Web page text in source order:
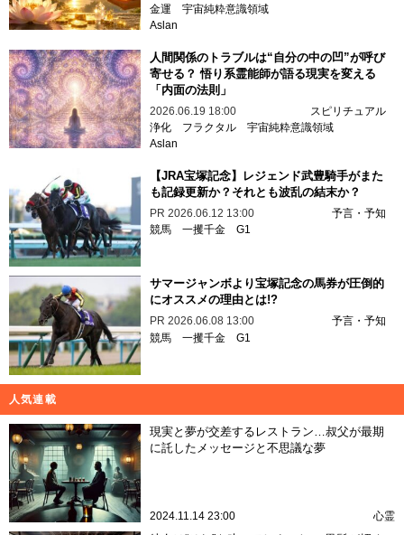
金運 宇宙純粋意識領域
Aslan
人間関係のトラブルは“自分の中の凹”が呼び
寄せる？ 悟り系霊能師が語る現実を変える
「内面の法則」
2026.06.19 18:00
スピリチュアル
浄化
フラクタル 宇宙純粋意識領域
Aslan
【JRA宝塚記念】レジェンド武豊騎手がまた
も記録更新か？それとも波乱の結末か？
PR 2026.06.12 13:00
予言・予知
競馬 一攫千金 G1
サマージャンボより宝塚記念の馬券が圧倒的
にオススメの理由とは!?
PR 2026.06.08 13:00
予言・予知
競馬 一攫千金 G1
人気連載
現実と夢が交差するレストラン…叔父が最期
に託したメッセージと不思議な夢
2024.11.14 23:00 心霊